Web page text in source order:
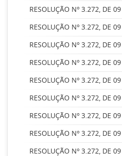
RESOLUÇÃO Nº 3.272, DE
RESOLUÇÃO Nº 3.272, DE
RESOLUÇÃO Nº 3.272, DE
RESOLUÇÃO Nº 3.272, DE
RESOLUÇÃO Nº 3.272, DE
RESOLUÇÃO Nº 3.272, DE
RESOLUÇÃO Nº 3.272, DE
RESOLUÇÃO Nº 3.272, DE
RESOLUÇÃO Nº 3.272, DE